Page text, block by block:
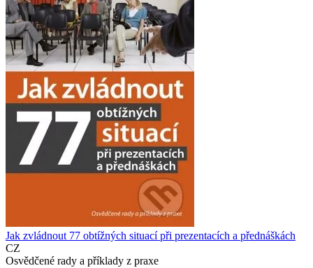
Jak zvládnout 77 obtížných situací při prezentacích a přednáškách
CZ
Osvědčené rady a příklady z praxe